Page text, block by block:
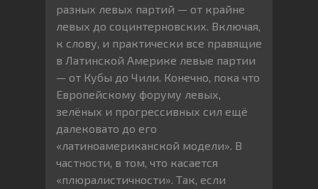
разных левых партий — от крайне
левых до социнтерновских. Включая,
к слову, и практически все правящие
в Латинской Америке левые партии
— от Кубы до Чили. Конечно, пока что
Европейскому форуму левых,
зелёных и прогрессивных сил ещё
далековато до его
«латиноамериканской модели». В
частности, в том, что касается
«плюралистичности». Так, если